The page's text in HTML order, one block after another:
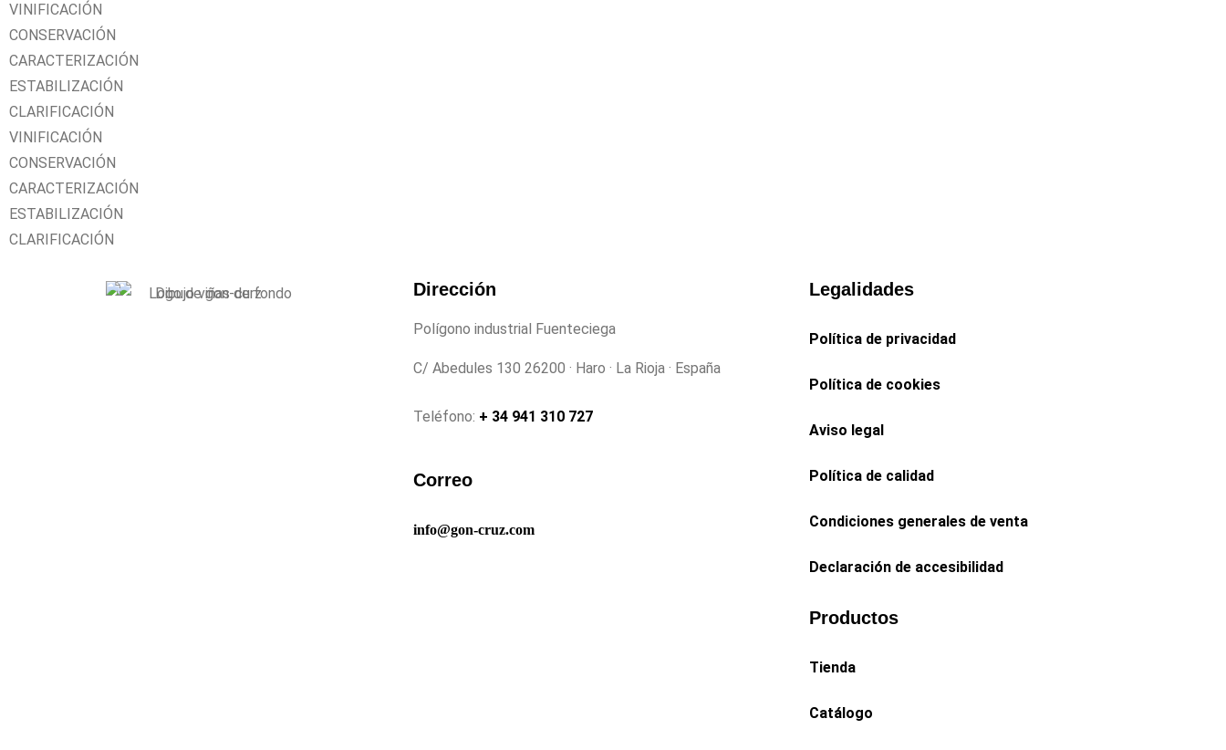
VINIFICACIÓN
CONSERVACIÓN
CARACTERIZACIÓN
ESTABILIZACIÓN
CLARIFICACIÓN
VINIFICACIÓN
CONSERVACIÓN
CARACTERIZACIÓN
ESTABILIZACIÓN
CLARIFICACIÓN
Dirección
Polígono industrial Fuenteciega
C/ Abedules 130 26200 · Haro · La Rioja · España
Teléfono: + 34 941 310 727
Correo
info@gon-cruz.com
Legalidades
Política de privacidad
Política de cookies
Aviso legal
Política de calidad
Condiciones generales de venta
Declaración de accesibilidad
Productos
Tienda
Catálogo